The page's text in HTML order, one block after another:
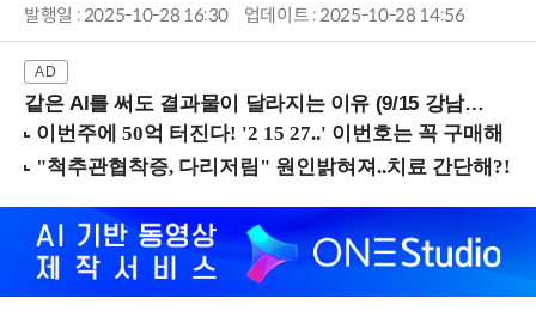
발행일 : 2025-10-28 16:30 업데이트 : 2025-10-28 14:56
같은 AI를 써도 결과물이 달라지는 이유 (9/15 강남역)